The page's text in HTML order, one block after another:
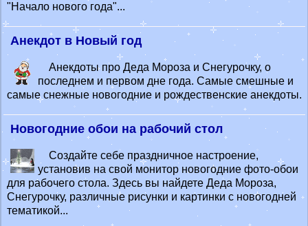
"Начало нового года"...
Анекдот в Новый год
Анекдоты про Деда Мороза и Снегурочку, о
последнем и первом дне года. Самые смешные и
самые снежные новогодние и рождественские анекдоты.
Новогодние обои на рабочий стол
Создайте себе праздничное настроение,
установив на свой монитор новогодние фото-обои
для рабочего стола. Здесь вы найдете Деда Мороза,
Снегурочку, различные рисунки и картинки с новогодней
тематикой...